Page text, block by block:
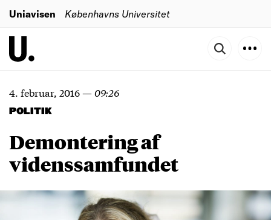
Uniavisen Københavns Universitet
4. februar, 2016—09:26
POLITIK
Demontering af
videnssamfundet